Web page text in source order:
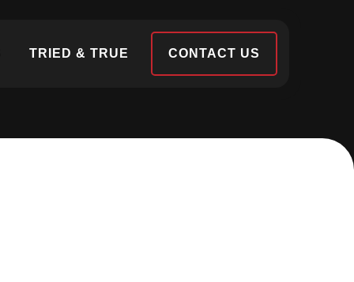
TRIED & TRUE CONTACT US